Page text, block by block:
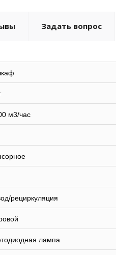
Задать вопрос
м3/час
рециркуляция
лампа